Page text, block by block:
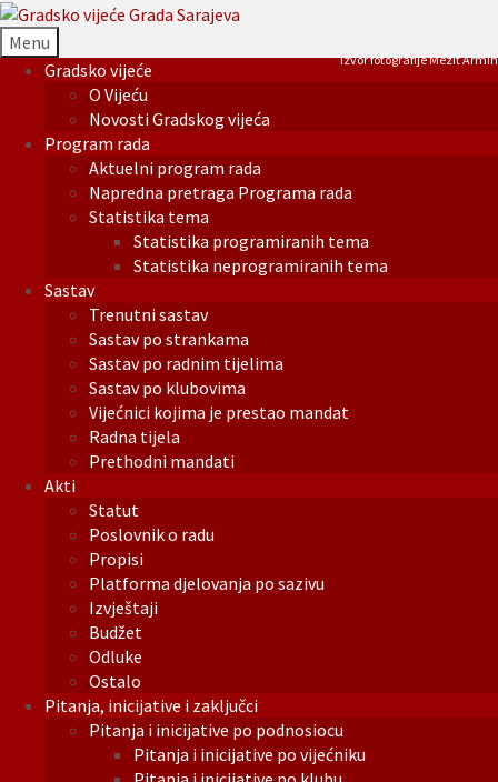
Menu
Gradsko vijeće
O Vijeću
Novosti Gradskog vijeća
Program rada
Aktuelni program rada
Napredna pretraga Programa rada
Statistika tema
Statistika programiranih tema
Statistika neprogramiranih tema
Sastav
Trenutni sastav
Sastav po strankama
Sastav po radnim tijelima
Sastav po klubovima
Vijećnici kojima je prestao mandat
Radna tijela
Prethodni mandati
Akti
Statut
Poslovnik o radu
Propisi
Platforma djelovanja po sazivu
Izvještaji
Budžet
Odluke
Ostalo
Pitanja, inicijative i zaključci
Pitanja i inicijative po podnosiocu
Pitanja i inicijative po vijećniku
Izvor fotografije Mezit Armin